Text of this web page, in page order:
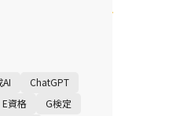
AI
ChatGPT
E資格
G検定